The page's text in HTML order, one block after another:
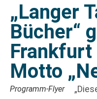
„Langer
Bücher“
Motto
Programm-Flyer